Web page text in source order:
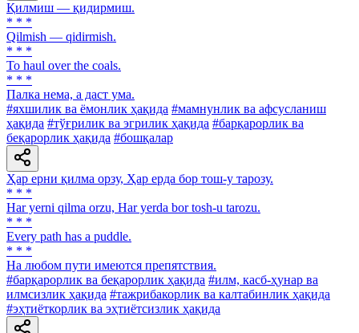
Қилмиш — қидирмиш.
* * *
Qilmish — qidirmish.
* * *
To haul over the coals.
* * *
Палка нема, а даст ума.
#яхшилик ва ёмонлик ҳақида #мамнунлик ва афсусланиш
ҳақида #тўғрилик ва эгрилик ҳақида #барқарорлик ва
беқарорлик ҳақида #бошқалар
Ҳар ерни қилма орзу, Ҳар ерда бор тош-у тарозу.
* * *
Har yerni qilma orzu, Har yerda bor tosh-u tarozu.
* * *
Every path has a puddle.
* * *
Ha любом пути имеются препятствия.
#барқарорлик ва беқарорлик ҳақида #илм, касб-ҳунар ва
илмсизлик ҳақида #тажрибакорлик ва калтабинлик ҳақида
#эҳтиёткорлик ва эҳтиётсизлик ҳақида